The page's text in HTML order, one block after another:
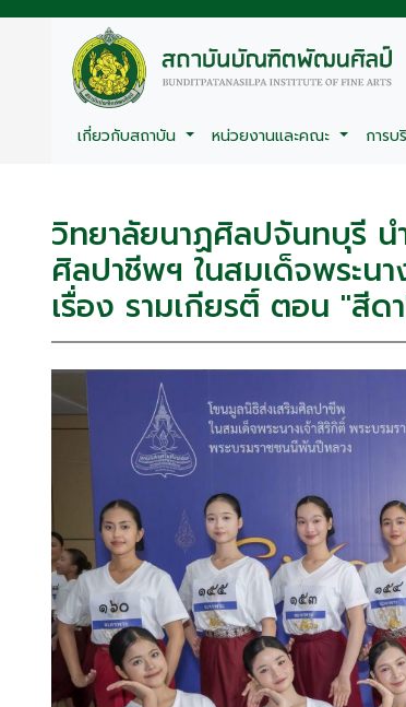
เกี่ยวกับสถาบัน หน่วยงานและคณะ การบ
วิทยาลัยนาฏศิลปจันทบุรี
ศิลปาชีพฯ ในสมเด็จพระน
เรื่อง รามเกียรติ์ ตอน "สีด